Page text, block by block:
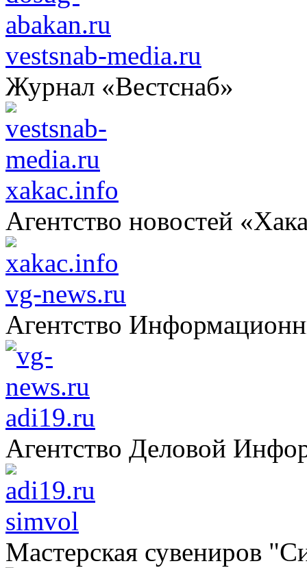
vestsnab-media.ru
Журнал «Вестснаб»
xakac.info
Агентство новостей
vg-news.ru
Агентство
adi19.ru
Агентство Деловой
simvol
Мастерская сувениров